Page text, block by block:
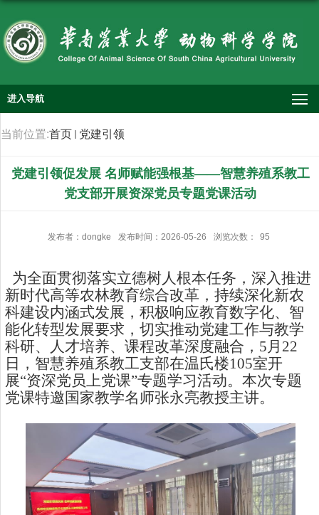
进入导航
当前位置:首页 党建引领
党建引领促发展 名师赋能强根基——智慧养殖系教工
党支部开展资深党员专题党课活动
发布者：dongke 发布时间：2026-05-26 浏览次数： 95
为全面贯彻落实立德树人根本任务，深入推进
新时代高等农林教育综合改革，持续深化新农
科建设内涵式发展，积极响应教育数字化、智
能化转型发展要求，切实推动党建工作与教学
科研、人才培养、课程改革深度融合，5月22
日，智慧养殖系教工支部在温氏楼105室开
展“资深党员上党课”专题学习活动。本次专题
党课特邀国家教学名师张永亮教授主讲。